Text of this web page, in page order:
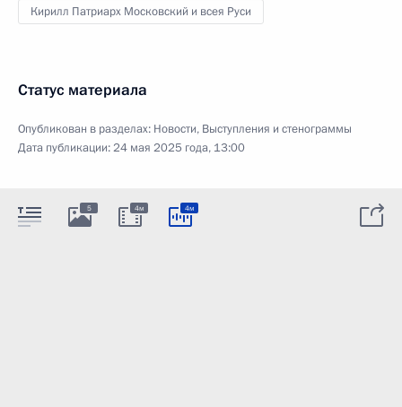
Кирилл Патриарх Московский и всея Руси
Статус материала
Опубликован в разделах: Новости, Выступления и стенограммы
Дата публикации:24 мая 2025 года, 13:00
5 4м 4м